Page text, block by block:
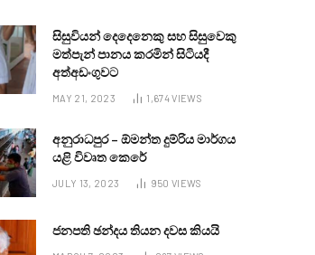
සිසුවියන් දෙදෙනෙකු සහ සිසුවෙකු
මත්පැන් පානය කරමින් සිටියදී
අත්අඩංගුවට
MAY 21, 2023 1,674VIEWS
අනුරාධපුර – ඕමන්ත දුම්රිය මාර්ගය
යළි විවෘත කෙරේ
JULY 13, 2023 950 VIEWS
ජනපති ඡන්දය තියන දවස කියයි